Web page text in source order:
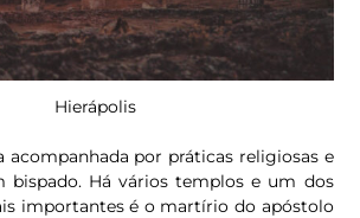
Hierápolis
acompanhada por práticas religiosas e
bispado. Há vários templos e um dos
importantes é o martírio do apóstolo